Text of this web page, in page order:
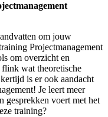
om jouw
Projectmanagement
om overzicht en
wat theoretische
is er ook aandacht
Je leert meer
gesprekken voert met het
training?